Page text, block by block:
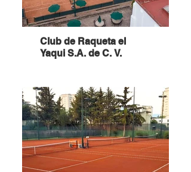
Club de Raqueta el
Yaqui S.A. de C. V.